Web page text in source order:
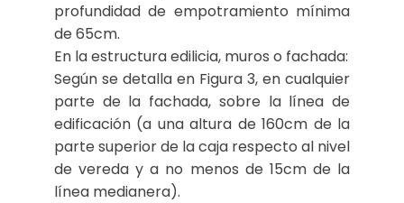
profundidad de empotramiento mínima
de 65cm.
En la estructura edilicia, muros o fachada:
Según se detalla en Figura 3, en cualquier
parte de la fachada, sobre la línea de
edificación (a una altura de 160cm de la
parte superior de la caja respecto al nivel
de vereda y a no menos de 15cm de la
línea medianera).